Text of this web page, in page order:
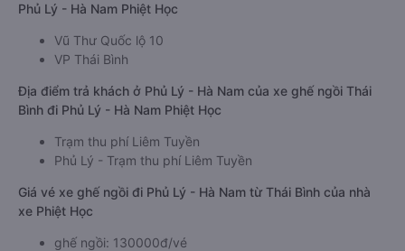
Phủ Lý - Hà Nam Phiệt Học
Vũ Thư Quốc lộ 10
VP Thái Bình
Địa điểm trả khách ở Phủ Lý - Hà Nam của xe ghế ngồi Thái
Bình đi Phủ Lý - Hà Nam Phiệt Học
Trạm thu phí Liêm Tuyền
Phủ Lý - Trạm thu phí Liêm Tuyền
Giá vé xe ghế ngồi đi Phủ Lý - Hà Nam từ Thái Bình của nhà
xe Phiệt Học
ghế ngồi: 130000đ/vé